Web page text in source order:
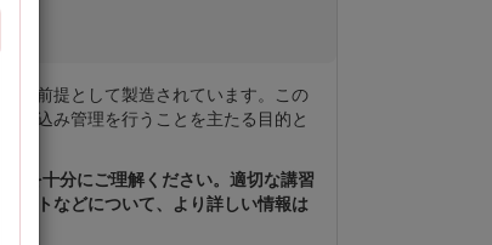
を前提として製造されています。この
り込み管理を行うことを主たる目的と
。
容を十分にご理解ください。適切な講習
ントなどについて、より詳しい情報は